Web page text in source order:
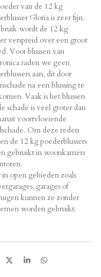
van de 12 kg
Gloria is zeer fijn.
wordt de 12 kg
verspreid over een groot
Voor blussen van
raden we geen
aan, dit door
na een blussing te
Vaak is het blussen
schade is veel groter dan
voortvloeiende
Om deze reden
de 12 kg poederblussers
gebruikt in woonkamers
in open gebieden zoals
garages of
kunnen ze zonder
worden gebruikt.
D
S
D